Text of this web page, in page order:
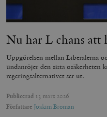
Nu har L chans
Uppgörelsen mellan Liberalerna
undanröjer den sista osäkerheten
regeringsalternativet ser ut.
Publicerad 13 mars 2026
Författare Joakim Broman